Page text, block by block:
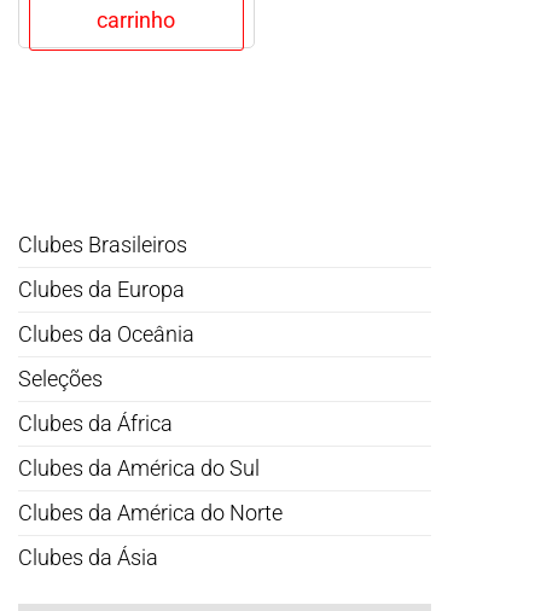
carrinho
Clubes Brasileiros
Clubes da Europa
Clubes da Oceânia
Seleções
Clubes da África
Clubes da América do Sul
Clubes da América do Norte
Clubes da Ásia